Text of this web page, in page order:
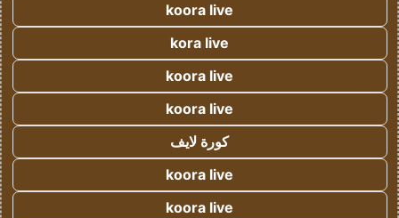
koora live
kora live
koora live
koora live
كورة لايف
koora live
koora live